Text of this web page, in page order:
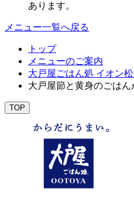
あります。
メニュー一覧へ戻る
トップ
メニューのご案内
大戸屋ごはん処 イオン
大戸屋節と黄身のごはん
TOP